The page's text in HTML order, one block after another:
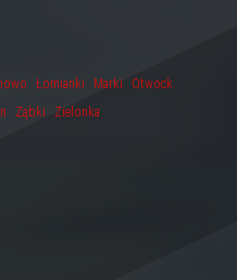
Łomianki Marki
Otwock
Ząbki Zielonka